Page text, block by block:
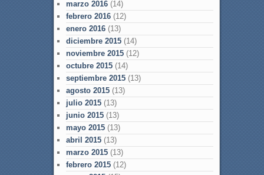
marzo 2016(14)
febrero 2016(12)
enero 2016(13)
diciembre 2015(14)
noviembre 2015(12)
octubre 2015(14)
septiembre 2015(13)
agosto 2015(13)
julio 2015(13)
junio 2015(13)
mayo 2015(13)
abril 2015(13)
marzo 2015(13)
febrero 2015(12)